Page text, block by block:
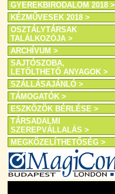
GYEREKBIRODALOM 2018 >
KÉZMŰVESEK 2018 >
OSZTÁLYTÁRSAK
TALÁLKOZÓJA >
ARCHÍVUM >
SAJTÓSZOBA,
LETÖLTHETŐ ANYAGOK >
SZÁLLÁSAJÁNLÓ >
TÁMOGATÓK >
ESZKÖZÖK BÉRLÉSE >
TÁRSADALMI
SZEREPVÁLLALÁS >
MEGKÖZELÍTHETŐSÉG >